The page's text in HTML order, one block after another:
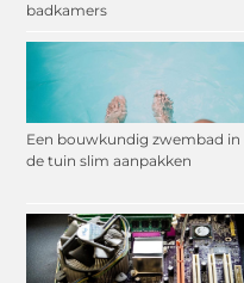
badkamers
Een bouwkundig zwembad in
de tuin slim aanpakken